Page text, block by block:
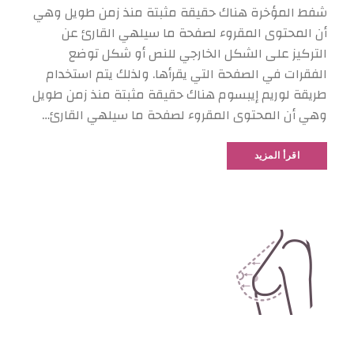
شفط المؤخرة هناك حقيقة مثبتة منذ زمن طويل وهي
أن المحتوى المقروء لصفحة ما سيلهي القارئ عن
التركيز على الشكل الخارجي للنص أو شكل توضع
الفقرات في الصفحة التي يقرأها. ولذلك يتم استخدام
طريقة لوريم إيبسوم هناك حقيقة مثبتة منذ زمن طويل
وهي أن المحتوى المقروء لصفحة ما سيلهي القارئ…
اقرأ المزيد